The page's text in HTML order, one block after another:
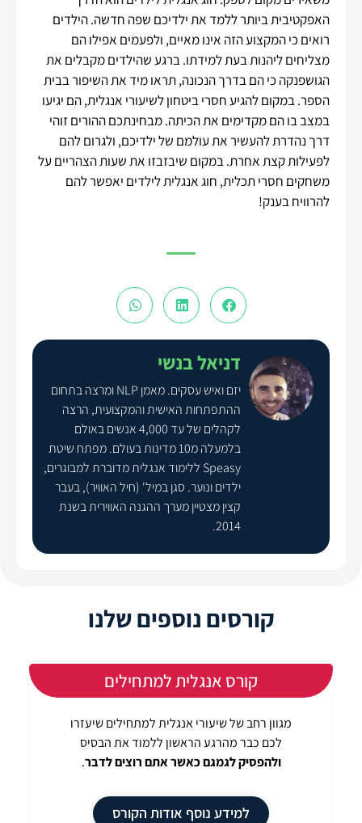
האפקטיבית ביותר ללמד את ילדיכם שפה חדשה. הילדים
רואים כי המקצוע הזה אינו מאיים, ולפעמים אפילו הם
מצליחים ליהנות בעת למידתו. ברגע שהילדים מקבלים את
הגושפנקה כי הם בדרך הנכונה, תראו מיד את השיפור בבית
הספר. במקום להגיע חסרי ביטחון לשיעורי אנגלית, הם יגיעו
במצב בו הם מקדימים את הכיתה. מבחינתכם ההורים זוהי
דרך נהדרת להעשיר את עולמם של ילדיכם, ולגרום להם
לפעילות קצת אחרת. במקום שיבזבזו את שעות הצהריים על
משחקים חסרי תכלית, חוג אנגלית לילדים יאפשר להם
להרוויח בענק!
דניאל בנשי
יזם ואיש עסקים. מאמן NLP ומרצה בתחום
ההתפתחות האישית והמקצועית, הרצה
לקהלים של עד 4,000 אנשים באולם
בלמעלה מ10 מדינות בעולם. מפתח שיטת
Speasy ללימוד אנגלית מדוברת למבוגרים,
ילדים ונוער. סגן במיל' (חיל האוויר), בעבר
קצין מצטיין מערך ההגנה האווירית בשנת
2014.
קורסים נוספים שלנו
קורס אנגלית למתחילים
מגוון רחב של שיעורי אנגלית למתחילים שיעזרו
לכם כבר מהרגע הראשון ללמוד את הבסיס
ולהפסיק לגמגם כאשר אתם רוצים לדבר.
למידע נוסף אודות הקורס